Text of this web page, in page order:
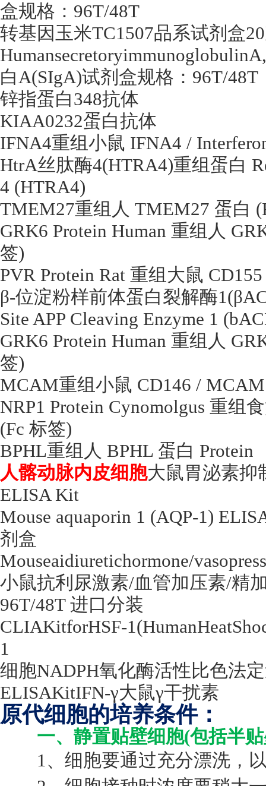
盒规格： 96T/48T
转基因玉米TC1507品系试剂盒20
白A(SIgA)试剂盒规格： 96T/48T
锌指蛋白348抗体
KIAA0232蛋白抗体
IFNA4重组小鼠 IFNA4 /
HtrA丝肽酶4(HTRA4)重组蛋白
4 (HTRA4)
TMEM27重组人 TMEM27 蛋白
GRK6 Protein Human 重组人
签)
PVR Protein Rat 重组大鼠
β-位淀粉样前体蛋白裂解酶1(β
Site APP Cleaving Enzyme 1
GRK6 Protein Human 重组人
签)
MCAM重组小鼠 CD146 /
NRP1 Protein Cynomolgus 重组
(Fc 标签)
BPHL重组人 BPHL 蛋白 Protein
人髂动脉内皮细胞大鼠胃泌素抑
ELISA Kit
Mouse aquaporin 1 (AQP-1)
剂盒
Mouseaidiuretichormone/
小鼠抗利尿激素/血管加压素/精
96T/48T 进口分装
CLIAKitforHSF-
1
细胞NADPH氧化酶活性比色法
ELISAKitIFN-γ大鼠γ干扰素
原代细胞的培养条件：
一、静置贴壁细胞(包括半
1、细胞要通过充分漂洗，以